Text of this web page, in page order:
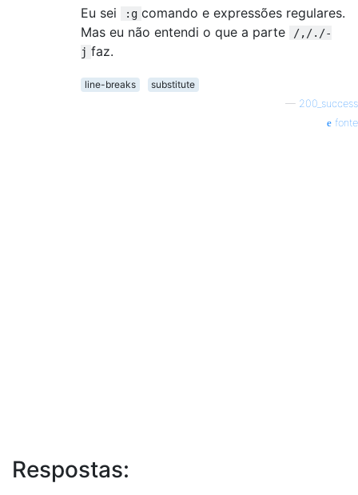
Eu sei
:g comando e expressões regulares.
Mas eu não entendi o que a parte
/,/./-
j faz.
line-breaks
substitute
— 200_success
fonte
Respostas: